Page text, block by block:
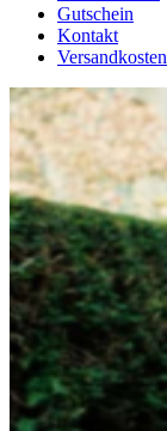
Gutschein
Kontakt
Versandkosten